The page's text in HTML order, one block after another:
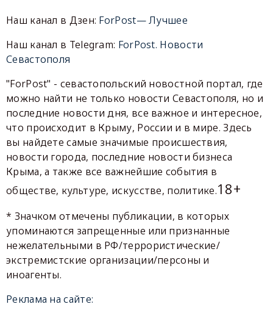
Наш канал в Дзен: ForPost— Лучшее
Наш канал в Telegram: ForPost. Новости
Севастополя
"ForPost" - севастопольский новостной портал, где
можно найти не только новости Севастополя, но и
последние новости дня, все важное и интересное,
что происходит в Крыму, России и в мире. Здесь
вы найдете самые значимые происшествия,
новости города, последние новости бизнеса
Крыма, а также все важнейшие события в
обществе, культуре, искусстве, политике.18+
* Значком отмечены публикации, в которых
упоминаются запрещенные или признанные
нежелательными в РФ/террористические/
экстремистские организации/персоны и
иноагенты.
Реклама на сайте: